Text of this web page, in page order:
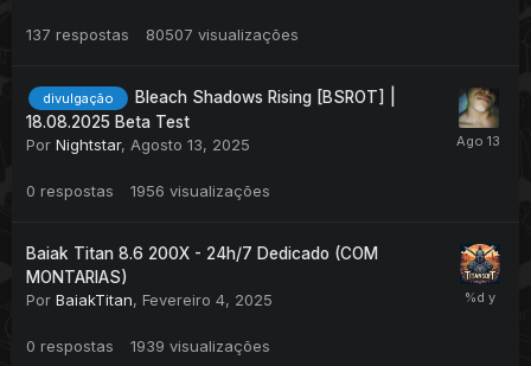
137 respostas 80507 visualizações
divulgação
Bleach Shadows Rising [BSROT] |
18.08.2025 Beta Test
Por Nightstar, Agosto 13, 2025
0 respostas 1956 visualizações
Baiak Titan 8.6 200X - 24h/7 Dedicado (COM
MONTARIAS)
Por BaiakTitan, Fevereiro 4, 2025
0 respostas 1939 visualizações